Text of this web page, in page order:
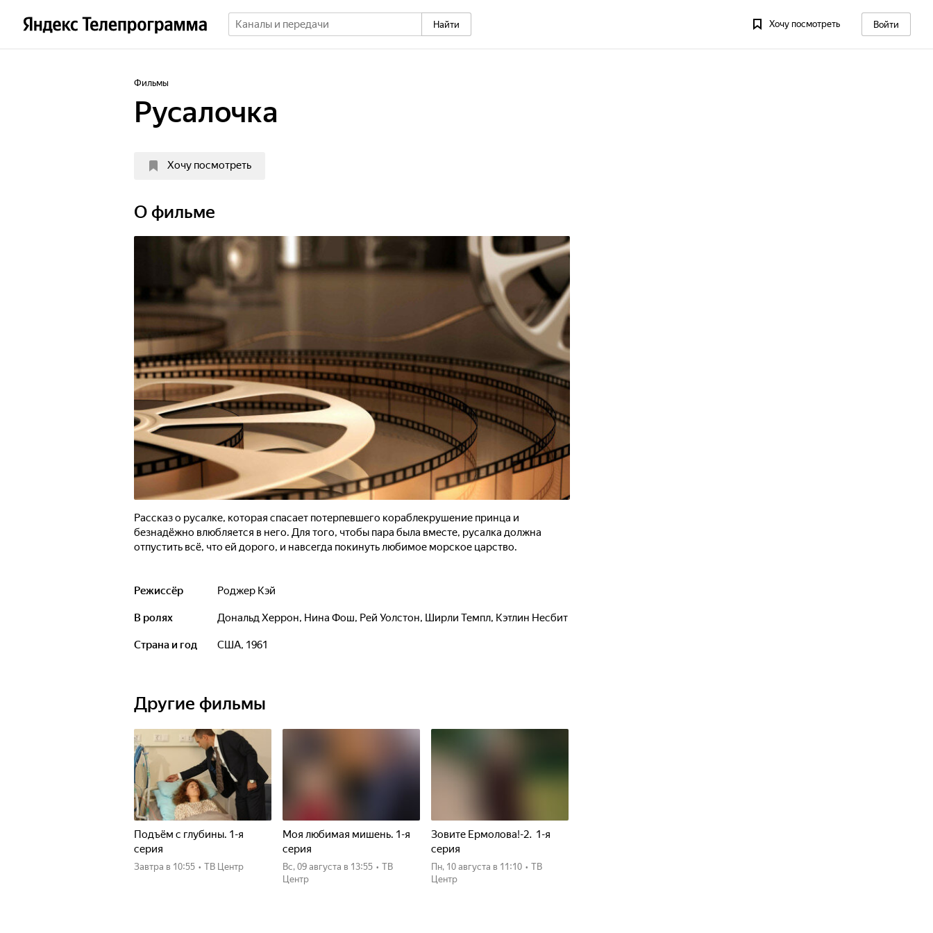
Найти Хочу посмотреть Войти
Фильмы
Русалочка
Хочу посмотреть
О фильме
Рассказ о русалке, которая спасает потерпевшего кораблекрушение принца и
безнадёжно влюбляется в него. Для того, чтобы пара была вместе, русалка должна
отпустить всё, что ей дорого, и навсегда покинуть любимое морское царство.
Режиссёр Роджер Кэй
В ролях Дональд Херрон, Нина Фош, Рей Уолстон, Ширли Темпл, Кэтлин Несбит
Страна и год США, 1961
Другие фильмы
Подъём с глубины. 1-я
серия
Завтра в 10:55 • ТВ Центр
Моя любимая мишень. 1-я
серия
вс, 09 августа в 13:55 • ТВ
Центр
Зовите Ермолова!-2. 1-я
серия
пн, 10 августа в 11:10 • ТВ
Центр